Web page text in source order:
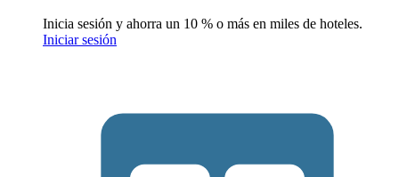
Inicia sesión y ahorra un 10 % o más en miles de hoteles.
Iniciar sesión